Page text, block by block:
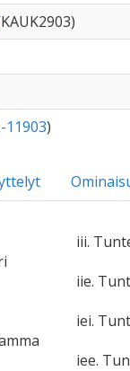
11903)
iii.
iie.
iei.
iee.